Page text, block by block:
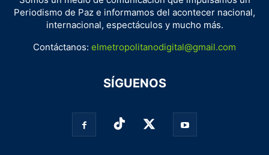
Periodismo de Paz e informamos del acontecer nacional,
internacional, espectáculos y mucho más.
Contáctanos: elmetropolitanodigital@gmail.com
SÍGUENOS